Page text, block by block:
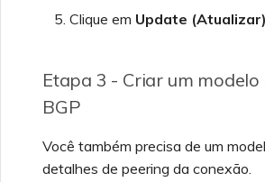
Clique em Update (Atualizar)
Etapa 3 - Criar um modelo
BGP
Você também precisa de um
detalhes de peering da conexão.